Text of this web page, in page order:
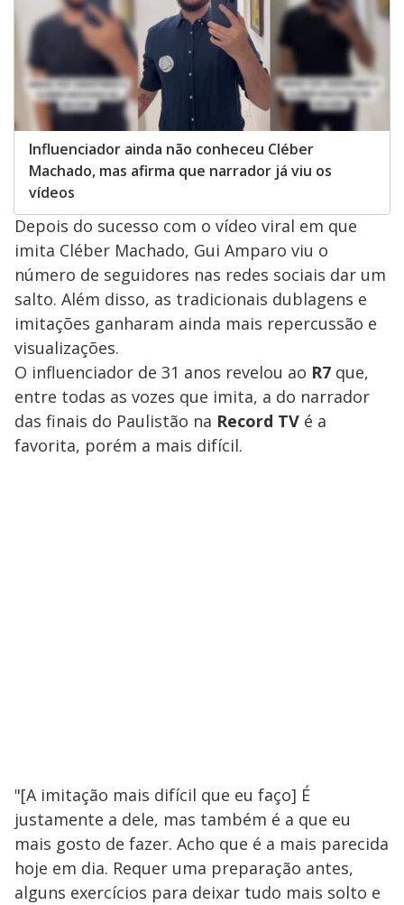
Influenciador ainda não conheceu Cléber
Machado, mas afirma que narrador já viu os
vídeos
Depois do sucesso com o vídeo viral em que
imita Cléber Machado, Gui Amparo viu o
número de seguidores nas redes sociais dar um
salto. Além disso, as tradicionais dublagens e
imitações ganharam ainda mais repercussão e
visualizações.
O influenciador de 31 anos revelou ao R7 que,
entre todas as vozes que imita, a do narrador
das finais do Paulistão na Record TV é a
favorita, porém a mais difícil.
"[A imitação mais difícil que eu faço] É
justamente a dele, mas também é a que eu
mais gosto de fazer. Acho que é a mais parecida
hoje em dia. Requer uma preparação antes,
alguns exercícios para deixar tudo mais solto e